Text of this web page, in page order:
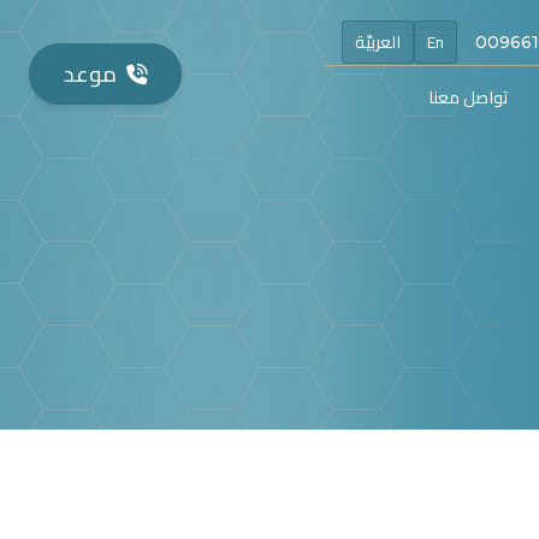
En
العربيّة
تواصل معنا
موعد